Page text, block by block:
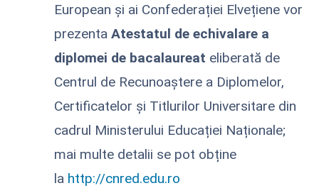
European și ai Confederației Elvețiene vor
prezenta Atestatul de echivalare a
diplomei de bacalaureat eliberată de
Centrul de Recunoaștere a Diplomelor,
Certificatelor și Titlurilor Universitare din
cadrul Ministerului Educației Naționale;
mai multe detalii se pot obține
la http://cnred.edu.ro